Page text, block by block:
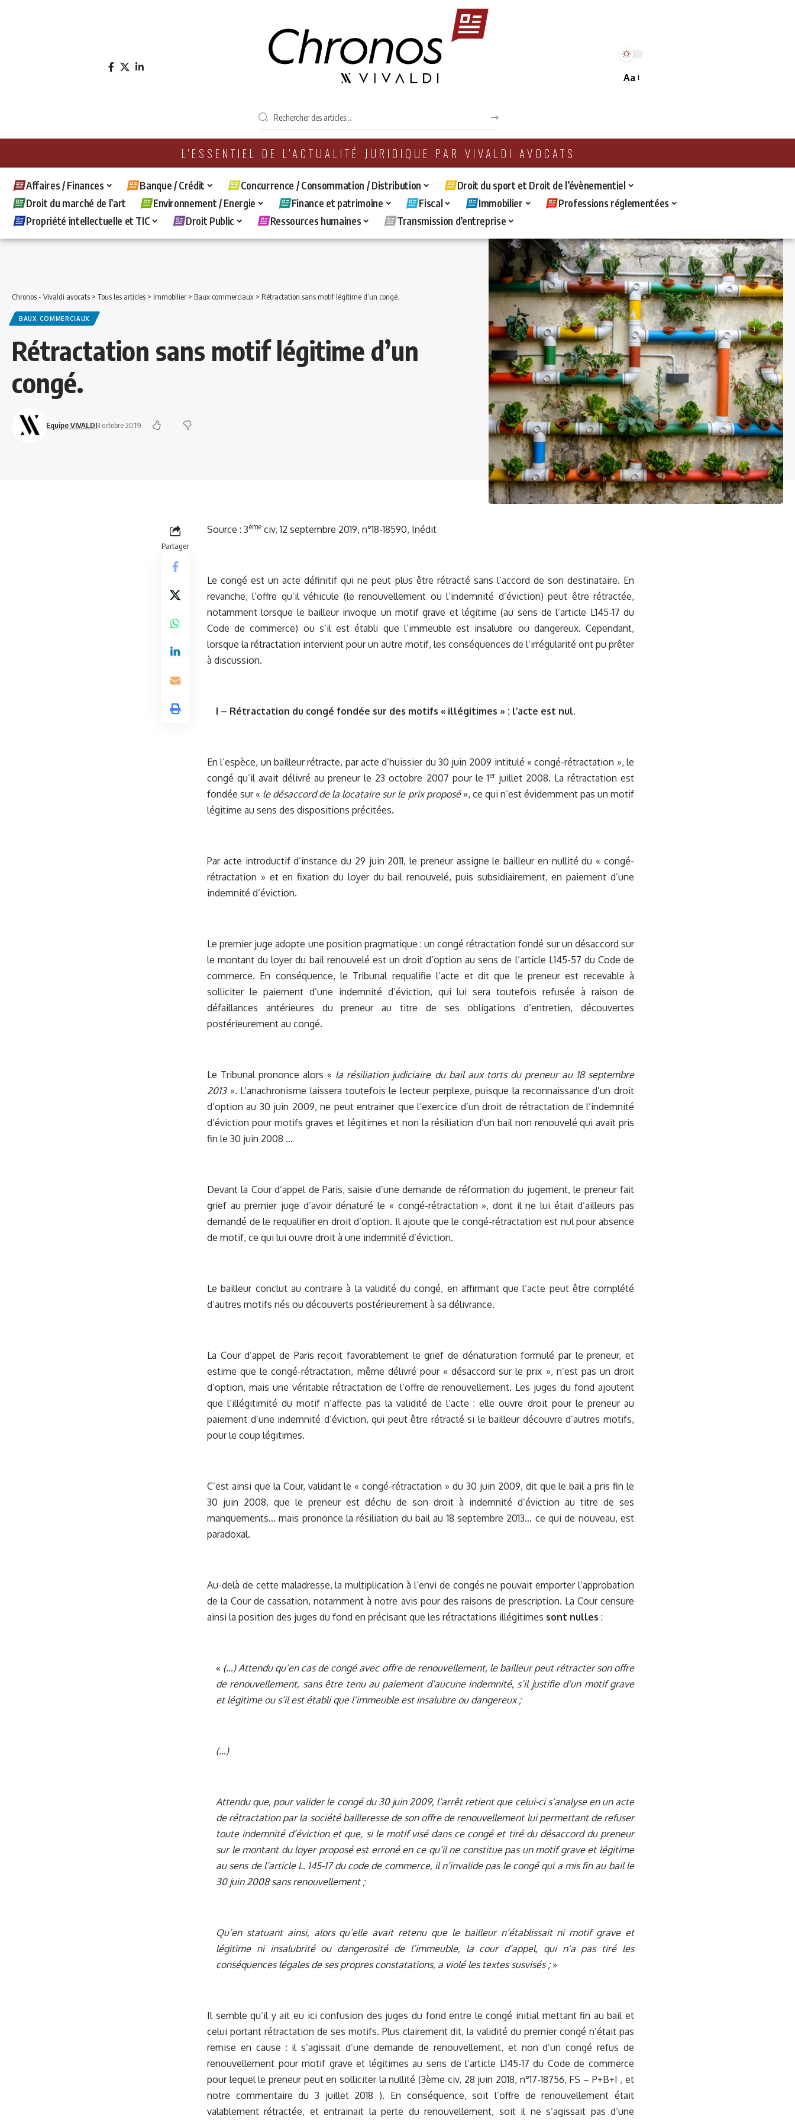
Aa
L'ESSENTIEL DE L'ACTUALITÉ JURIDIQUE PAR VIVALDI AVOCATS
Affaires / Finances Banque / Crédit Concurrence / Consommation / Distribution
Droit du sport et Droit de l’évènementiel
Droit du marché de l’art
Environnement / Energie Finance et patrimoine Fiscal Immobilier
Professions réglementées
Propriété intellectuelle et TIC
Droit Public Ressources humaines Transmission d’entreprise
Chronos - Vivaldi avocats > Tous les articles > Immobilier > Baux commerciaux > Rétractation sans motif légitime d’un congé.
BAUX COMMERCIAUX
Rétractation sans motif légitime d’un
congé.
Equipe VIVALDI3 octobre 2019
Partager
Source : 3ème civ, 12 septembre 2019, n°18-18590, Inédit
Le congé est un acte définitif qui ne peut plus être rétracté sans l’accord de son destinataire. En
revanche, l’offre qu’il véhicule (le renouvellement ou l’indemnité d’éviction) peut être rétractée,
notamment lorsque le bailleur invoque un motif grave et légitime (au sens de l’article L145-17 du
Code de commerce) ou s’il est établi que l’immeuble est insalubre ou dangereux. Cependant,
lorsque la rétractation intervient pour un autre motif, les conséquences de l’irrégularité ont pu prêter
à discussion.
I – Rétractation du congé fondée sur des motifs « illégitimes » : l’acte est nul.
En l’espèce, un bailleur rétracte, par acte d’huissier du 30 juin 2009 intitulé « congé-rétractation », le
congé qu’il avait délivré au preneur le 23 octobre 2007 pour le 1erjuillet 2008. La rétractation est
fondée sur « le désaccord de la locataire sur le prix proposé», ce qui n’est évidemment pas un motif
légitime au sens des dispositions précitées.
Par acte introductif d’instance du 29 juin 2011, le preneur assigne le bailleur en nullité du « congé-
rétractation » et en fixation du loyer du bail renouvelé, puis subsidiairement, en paiement d’une
indemnité d’éviction.
Le premier juge adopte une position pragmatique : un congé rétractation fondé sur un désaccord sur
le montant du loyer du bail renouvelé est un droit d’option au sens de l’article L145-57 du Code de
commerce. En conséquence, le Tribunal requalifie l’acte et dit que le preneur est recevable à
solliciter le paiement d’une indemnité d’éviction, qui lui sera toutefois refusée à raison de
défaillances antérieures du preneur au titre de ses obligations d’entretien, découvertes
postérieurement au congé.
Le Tribunal prononce alors « la résiliation judiciaire du bail aux torts du preneur au 18 septembre
2013». L’anachronisme laissera toutefois le lecteur perplexe, puisque la reconnaissance d’un droit
d’option au 30 juin 2009, ne peut entrainer que l’exercice d’un droit de rétractation de l’indemnité
d’éviction pour motifs graves et légitimes et non la résiliation d’un bail non renouvelé qui avait pris
fin le 30 juin 2008 …
Devant la Cour d’appel de Paris, saisie d’une demande de réformation du jugement, le preneur fait
grief au premier juge d’avoir dénaturé le « congé-rétractation », dont il ne lui était d’ailleurs pas
demandé de le requalifier en droit d’option. Il ajoute que le congé-rétractation est nul pour absence
de motif, ce qui lui ouvre droit à une indemnité d’éviction.
Le bailleur conclut au contraire à la validité du congé, en affirmant que l’acte peut être complété
d’autres motifs nés ou découverts postérieurement à sa délivrance.
La Cour d’appel de Paris reçoit favorablement le grief de dénaturation formulé par le preneur, et
estime que le congé-rétractation, même délivré pour « désaccord sur le prix », n’est pas un droit
d’option, mais une véritable rétractation de l’offre de renouvellement. Les juges du fond ajoutent
que l’illégitimité du motif n’affecte pas la validité de l’acte : elle ouvre droit pour le preneur au
paiement d’une indemnité d’éviction, qui peut être rétracté si le bailleur découvre d’autres motifs,
pour le coup légitimes.
C’est ainsi que la Cour, validant le « congé-rétractation » du 30 juin 2009, dit que le bail a pris fin le
30 juin 2008, que le preneur est déchu de son droit à indemnité d’éviction au titre de ses
manquements… mais prononce la résiliation du bail au 18 septembre 2013… ce qui de nouveau, est
paradoxal.
Au-delà de cette maladresse, la multiplication à l’envi de congés ne pouvait emporter l’approbation
de la Cour de cassation, notamment à notre avis pour des raisons de prescription. La Cour censure
ainsi la position des juges du fond en précisant que les rétractations illégitimes sont nulles :
« (…) Attendu qu’en cas de congé avec offre de renouvellement, le bailleur peut rétracter son offre
de renouvellement, sans être tenu au paiement d’aucune indemnité, s’il justifie d’un motif grave
et légitime ou s’il est établi que l’immeuble est insalubre ou dangereux ;
(…)
Attendu que, pour valider le congé du 30 juin 2009, l’arrêt retient que celui-ci s’analyse en un acte
de rétractation par la société bailleresse de son offre de renouvellement lui permettant de refuser
toute indemnité d’éviction et que, si le motif visé dans ce congé et tiré du désaccord du preneur
sur le montant du loyer proposé est erroné en ce qu’il ne constitue pas un motif grave et légitime
au sens de l’article L. 145-17 du code de commerce, il n’invalide pas le congé qui a mis fin au bail le
30 juin 2008 sans renouvellement ;
Qu’en statuant ainsi, alors qu’elle avait retenu que le bailleur n’établissait ni motif grave et
légitime ni insalubrité ou dangerosité de l’immeuble, la cour d’appel, qui n’a pas tiré les
conséquences légales de ses propres constatations, a violé les textes susvisés ;»
Il semble qu’il y ait eu ici confusion des juges du fond entre le congé initial mettant fin au bail et
celui portant rétractation de ses motifs. Plus clairement dit, la validité du premier congé n’était pas
remise en cause : il s’agissait d’une demande de renouvellement, et non d’un congé refus de
renouvellement pour motif grave et légitimes au sens de l’article L145-17 du Code de commerce
pour lequel le preneur peut en solliciter la nullité (3ème civ, 28 juin 2018, n°17-18756, FS – P+B+I , et
notre commentaire du 3 juillet 2018 ). En conséquence, soit l’offre de renouvellement était
valablement rétractée, et entrainait la perte du renouvellement, soit il ne s’agissait pas d’une